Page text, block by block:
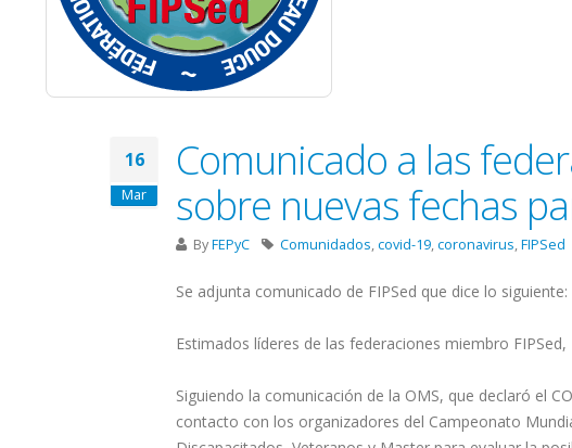
16
Mar
Comunicado a las
sobre nuevas fechas
ByFEPyC Comunidados,covid-19,coronavirus,FIPSed
Se adjunta comunicado de FIPSed que dice lo siguiente:
Estimados líderes de las federaciones miembro
Siguiendo la comunicación de la OMS, que declaró el
contacto con los organizadores del Campeonato